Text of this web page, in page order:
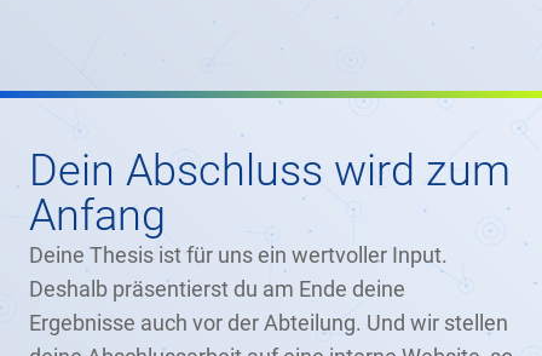
Dein Abschluss wird zum
Anfang
Deine Thesis ist für uns ein wertvoller Input.
Deshalb präsentierst du am Ende deine
Ergebnisse auch vor der Abteilung. Und wir stellen